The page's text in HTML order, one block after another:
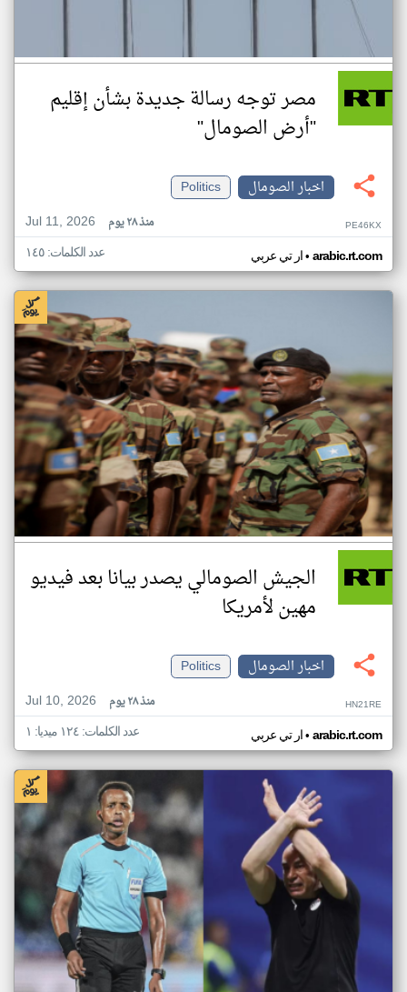
مصر توجه رسالة جديدة بشأن إقليم
"أرض الصومال"
اخبار الصومال
Politics
Jul 11, 2026
منذ ٢٨ يوم PE46KX
ار تي عربي• arabic.rt.com عدد الكلمات: ١٤٥
الجيش الصومالي يصدر بيانا بعد فيديو
مهين لأمريكا
اخبار الصومال
Politics
Jul 10, 2026
منذ ٢٨ يوم HN21RE
ار تي عربي• arabic.rt.com عدد الكلمات: ١٢٤ ميديا: ١